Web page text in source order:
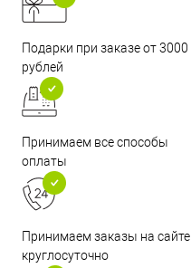
Подарки при заказе от 3000
рублей
Принимаем все способы
оплаты
Принимаем заказы на сайте
круглосуточно